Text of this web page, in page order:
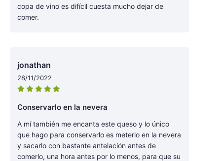
copa de vino es difícil cuesta mucho dejar de
comer.
jonathan
28/11/2022
Conservarlo en la nevera
A mí también me encanta este queso y lo único
que hago para conservarlo es meterlo en la nevera
y sacarlo con bastante antelación antes de
comerlo, una hora antes por lo menos, para que su